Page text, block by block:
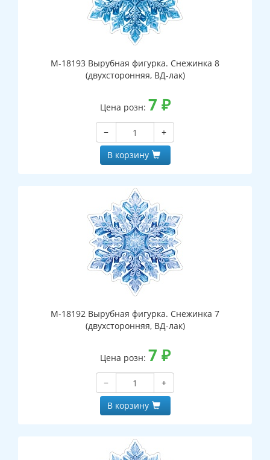
М-18193 Вырубная фигурка. Снежинка 8
(двухсторонняя, ВД-лак)
Цена розн: 7 ₽
−
+
В корзину
М-18192 Вырубная фигурка. Снежинка 7
(двухсторонняя, ВД-лак)
Цена розн: 7 ₽
−
+
В корзину